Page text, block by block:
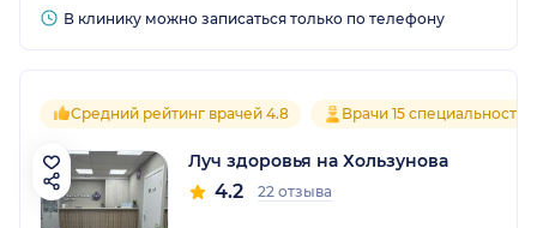
В клинику можно записаться только по телефону
Средний рейтинг врачей 4.8 Врачи 15 специальностей
Луч здоровья на Хользунова
4.2 22 отзыва